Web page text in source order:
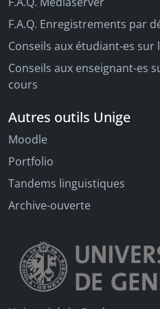
F.A.Q. Enregistrements par
Conseils aux étudiant-es sur
Conseils aux enseignant-es
cours
Autres outils Unige
Moodle
Portfolio
Tandems linguistiques
Archive-ouverte